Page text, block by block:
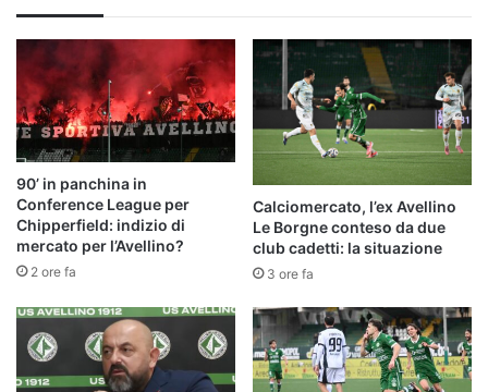
90’ in panchina in
Conference League per
Chipperfield: indizio di
mercato per l’Avellino?
2 ore fa
Calciomercato, l’ex Avellino
Le Borgne conteso da due
club cadetti: la situazione
3 ore fa